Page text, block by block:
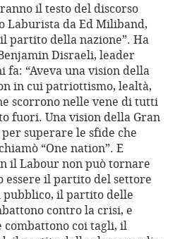
il testo del discorso
Laburista da Ed Miliband,
partito della nazione”. Ha
Disraeli, leader
fa: “Aveva una vision della
in cui patriottismo, lealtà,
scorrono nelle vene di tutti
fuori. Una vision della Gran
superare le sfide che
“One nation”. E
il Labour non può tornare
essere il partito del settore
il partito delle
contro la crisi, e
coi tagli, il